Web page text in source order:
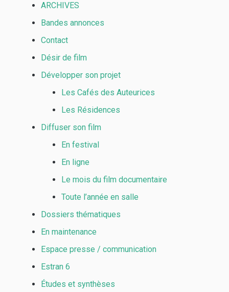
ARCHIVES
Bandes annonces
Contact
Désir de film
Développer son projet
Les Cafés des Auteurices
Les Résidences
Diffuser son film
En festival
En ligne
Le mois du film documentaire
Toute l’année en salle
Dossiers thématiques
En maintenance
Espace presse / communication
Estran 6
Études et synthèses